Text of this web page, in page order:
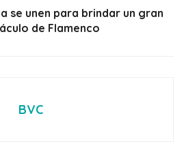
se unen para brindar un gran
de Flamenco
BVC